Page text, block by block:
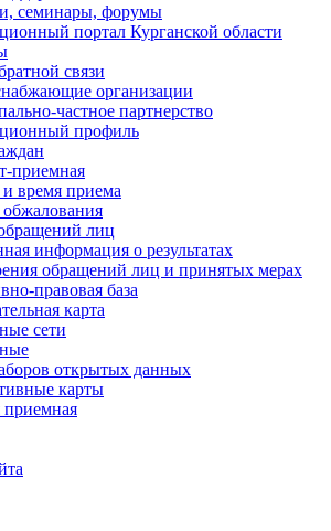
семинары, форумы
портал Курганской области
связи
организации
частное партнерство
профиль
приемная
время приема
лиц
информация о результатах
обращений лиц и принятых мерах
правовая база
карта
сети
открытых данных
карты